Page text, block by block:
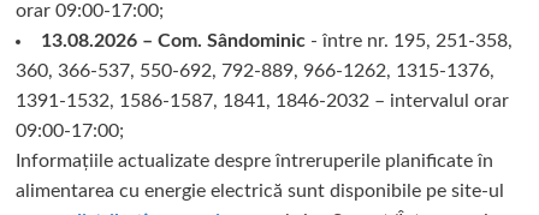
orar 09:00-17:00;
13.08.2026 – Com. Sândominic- între nr. 195, 251-358,
360, 366-537, 550-692, 792-889, 966-1262, 1315-1376,
1391-1532, 1586-1587, 1841, 1846-2032 – intervalul orar
09:00-17:00;
Informațiile actualizate despre întreruperile planificate în
alimentarea cu energie electrică sunt disponibile pe site-ul